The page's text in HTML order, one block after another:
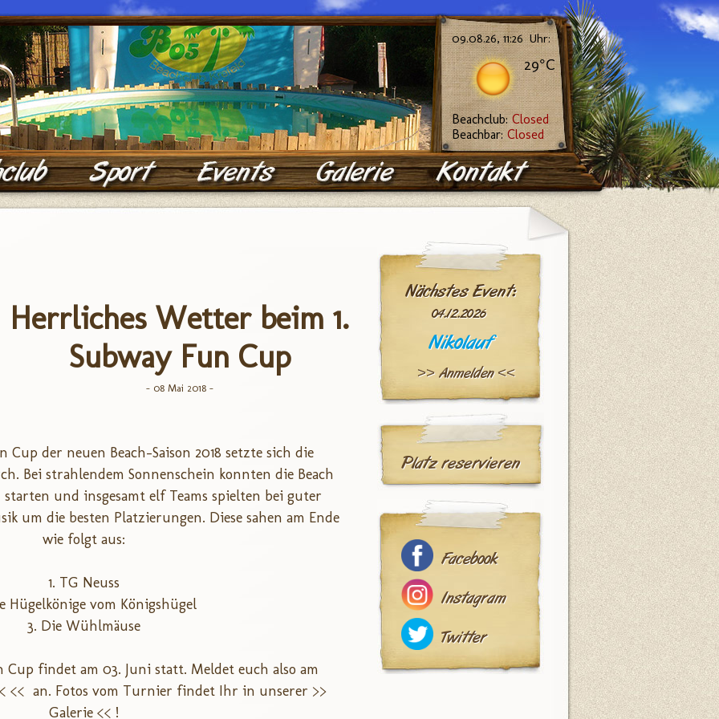
09.08.26, 11:26 Uhr:
29°C
Beachclub:Closed
Beachbar: Closed
Herrliches Wetter beim 1.
Subway Fun Cup
- 08 Mai 2018 -
Cup der neuen Beach-Saison 2018 setzte sich die
Bei strahlendem Sonnenschein konnten die Beach
und insgesamt elf Teams spielten bei guter
um die besten Platzierungen. Diese sahen am Ende
wie folgt aus:
1. TG Neuss
Hügelkönige vom Königshügel
3. Die Wühlmäuse
Cup findet am 03. Juni statt. Meldet euch also am
<< an. Fotos vom Turnier findet Ihr in unserer >>
Galerie << !
Nächstes Event:
04.12.2026
Nikolauf
>> Anmelden <<
Platz reservieren
Facebook
Instagram
Twitter